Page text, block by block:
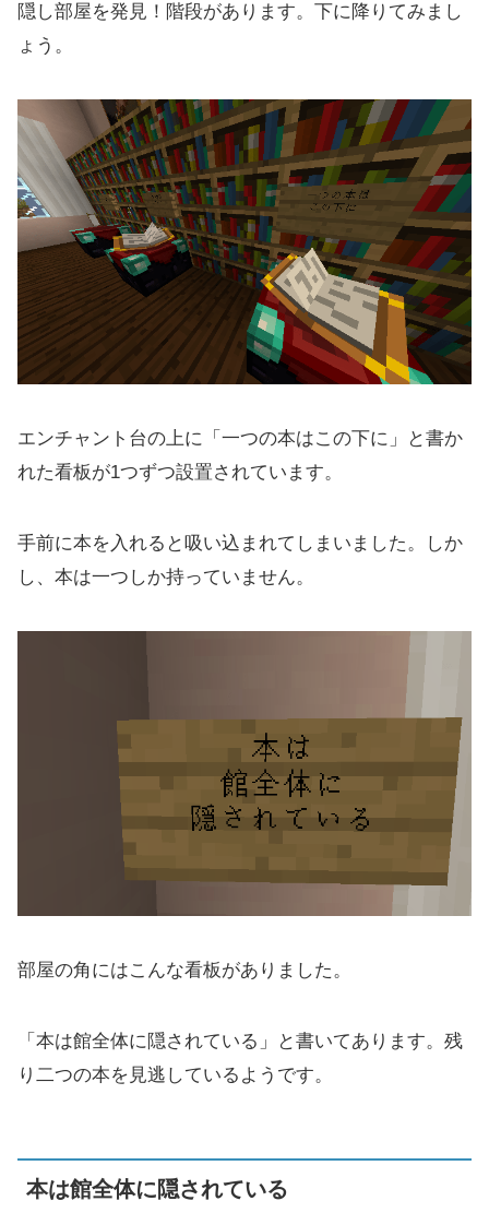
隠し部屋を発見！階段があります。下に降りてみまし
ょう。
エンチャント台の上に「一つの本はこの下に」と書か
れた看板が1つずつ設置されています。
手前に本を入れると吸い込まれてしまいました。しか
し、本は一つしか持っていません。
部屋の角にはこんな看板がありました。
「本は館全体に隠されている」と書いてあります。残
り二つの本を見逃しているようです。
本は館全体に隠されている